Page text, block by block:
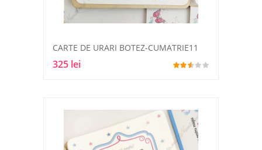
CARTE DE URARI BOTEZ-CUMATRIE11
325 lei